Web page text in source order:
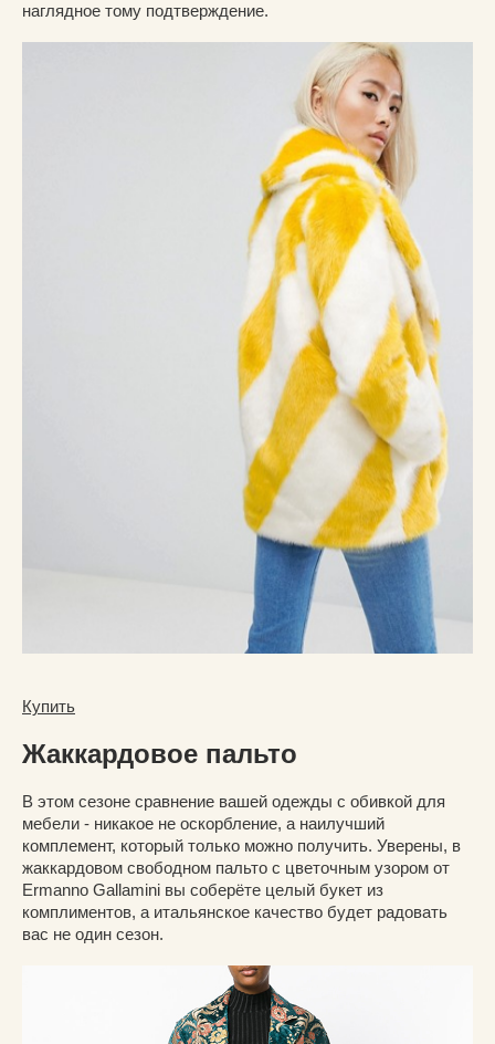
наглядное тому подтверждение.
Купить
Жаккардовое пальто
В этом сезоне сравнение вашей одежды с обивкой для
мебели - никакое не оскорбление, а наилучший
комплемент, который только можно получить. Уверены, в
жаккардовом свободном пальто с цветочным узором от
Ermanno Gallamini вы соберёте целый букет из
комплиментов, а итальянское качество будет радовать
вас не один сезон.